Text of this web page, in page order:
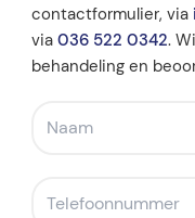
contactformulier, via
via 036 522 0342.
behandeling en